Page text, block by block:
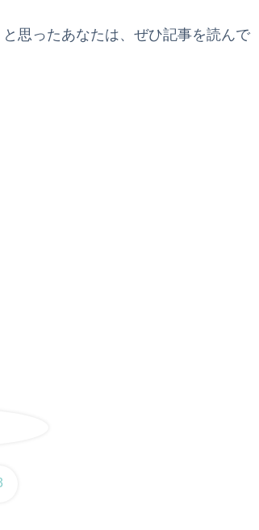
思ったあなたは、ぜひ記事を読んで